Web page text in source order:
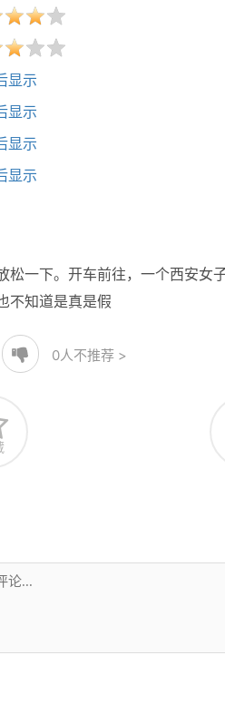
显示
显示
显示
显示
松一下。开车前往，一个西安女
不知道是真是假
0人不推荐 >